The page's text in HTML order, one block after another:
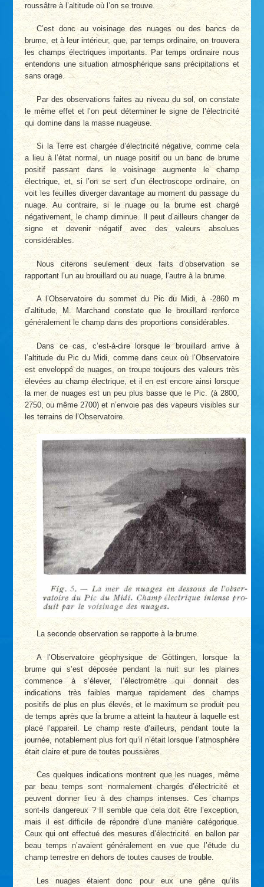
roussâtre à l’altitude où l’on se trouve.
C’est donc au voisinage des nuages ou des bancs de
brume, et à leur intérieur, que, par temps ordinaire, on trouvera
les champs électriques importants. Par temps ordinaire nous
entendons une situation atmosphérique sans précipitations et
sans orage.
Par des observations faites au niveau du sol, on constate
le même effet et l’on peut déterminer le signe de l’électricité
qui domine dans la masse nuageuse.
Si la Terre est chargée d’électricité négative, comme cela
a lieu à l’état normal, un nuage positif ou un banc de brume
positif passant dans le voisinage augmente le champ
électrique, et, si l’on se sert d’un électroscope ordinaire, on
voit les feuilles diverger davantage au moment du passage du
nuage. Au contraire, si le nuage ou la brume est chargé
négativement, le champ diminue. Il peut d’ailleurs changer de
signe et devenir négatif avec des valeurs absolues
considérables.
Nous citerons seulement deux faits d’observation se
rapportant l’un au brouillard ou au nuage, l’autre à la brume.
A l’Observatoire du sommet du Pic du Midi, à ·2860 m
d’altitude, M. Marchand constate que le brouillard renforce
généralement le champ dans des proportions considérables.
Dans ce cas, c’est-à-dire lorsque le brouillard arrive à
l’altitude du Pic du Midi, comme dans ceux où l’Observatoire
est enveloppé de nuages, on troupe toujours des valeurs très
élevées au champ électrique, et il en est encore ainsi lorsque
la mer de nuages est un peu plus basse que le Pic. (à 2800,
2750, ou même 2700) et n’envoie pas des vapeurs visibles sur
les terrains de l’Observatoire.
La seconde observation se rapporte à la brume.
A l’Observatoire géophysique de Göttingen, lorsque la
brume qui s’est déposée pendant la nuit sur les plaines
commence à s’élever, l’électromètre qui donnait des
indications très faibles marque rapidement des champs
positifs de plus en plus élevés, et le maximum se produit peu
de temps après que la brume a atteint la hauteur à laquelle est
placé l’appareil. Le champ reste d’ailleurs, pendant toute la
journée, notablement plus fort qu’il n’était lorsque l’atmosphère
était claire et pure de toutes poussières.
Ces quelques indications montrent que les nuages, même
par beau temps sont normalement chargés d’électricité et
peuvent donner lieu à des champs intenses. Ces champs
sont-ils dangereux ? Il semble que cela doit être l’exception,
mais il est difficile de répondre d’une manière catégorique.
Ceux qui ont effectué des mesures d’électricité. en ballon par
beau temps n’avaient généralement en vue que l’étude du
champ terrestre en dehors de toutes causes de trouble.
Les nuages étaient donc pour eux une gêne qu’ils